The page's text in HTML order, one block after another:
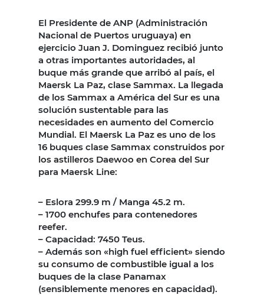
El Presidente de ANP (Administración
Nacional de Puertos uruguaya) en
ejercicio Juan J. Dominguez recibió junto
a otras importantes autoridades, al
buque más grande que arribó al país, el
Maersk La Paz, clase Sammax. La llegada
de los Sammax a América del Sur es una
solución sustentable para las
necesidades en aumento del Comercio
Mundial. El Maersk La Paz es uno de los
16 buques clase Sammax construidos por
los astilleros Daewoo en Corea del Sur
para Maersk Line:
– Eslora 299.9 m / Manga 45.2 m.
– 1700 enchufes para contenedores
reefer.
– Capacidad: 7450 Teus.
– Además son «high fuel efficient» siendo
su consumo de combustible igual a los
buques de la clase Panamax
(sensiblemente menores en capacidad).